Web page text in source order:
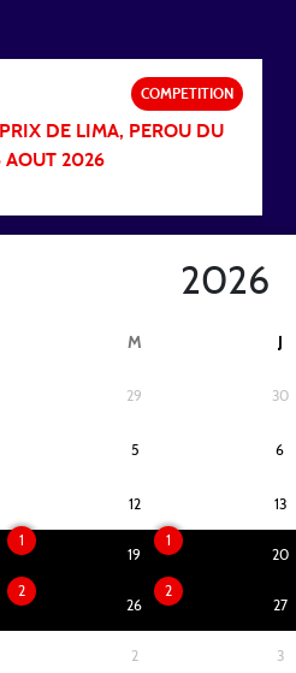
COMPETITION
DE LIMA, PEROU DU
AOUT 2026
M J
29 30
5 6
12 13
1
19
1
20
2
26
2
27
2 3